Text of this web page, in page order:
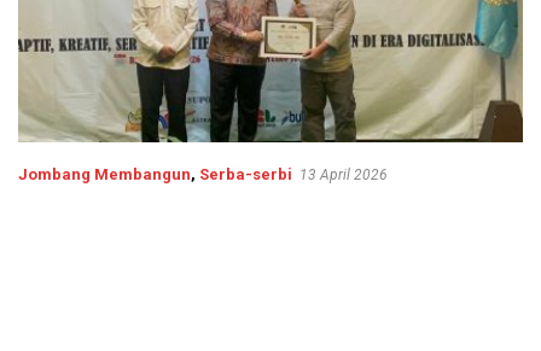
Jombang Membangun, Serba-serbi 13 April 2026